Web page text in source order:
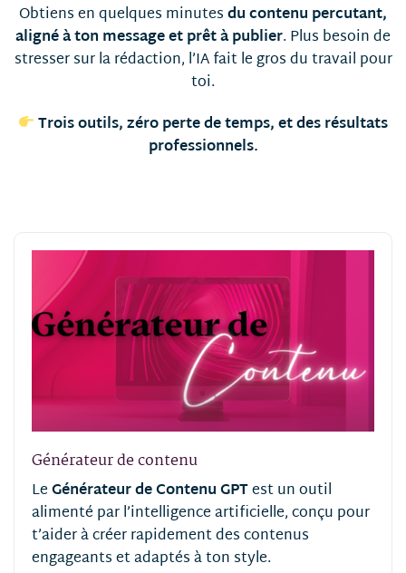
Obtiens en quelques minutesdu contenu percutant,
aligné à ton message et prêt à publier. Plus besoin de
stresser sur la rédaction, l’IA fait le gros du travail pour
toi.
Trois outils, zéro perte de temps, et des résultats
professionnels.
Générateur de contenu
LeGénérateur de Contenu GPTest un outil
alimenté par l’intelligence artificielle, conçu pour
t’aider à créer rapidement des contenus
engageants et adaptés à ton style.